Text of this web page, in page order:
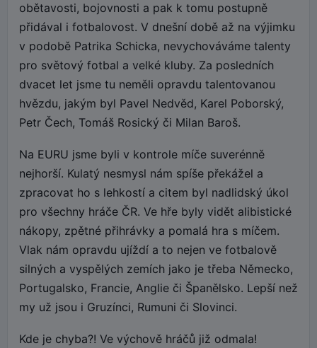
obětavosti, bojovnosti a pak k tomu postupně
přidával i fotbalovost. V dnešní době až na výjimku
v podobě Patrika Schicka, nevychováváme talenty
pro světový fotbal a velké kluby. Za posledních
dvacet let jsme tu neměli opravdu talentovanou
hvězdu, jakým byl Pavel Nedvěd, Karel Poborský,
Petr Čech, Tomáš Rosický či Milan Baroš.
Na EURU jsme byli v kontrole míče suverénně
nejhorší. Kulatý nesmysl nám spíše překážel a
zpracovat ho s lehkostí a citem byl nadlidský úkol
pro všechny hráče ČR. Ve hře byly vidět alibistické
nákopy, zpětné přihrávky a pomalá hra s míčem.
Vlak nám opravdu ujíždí a to nejen ve fotbalově
silných a vyspělých zemích jako je třeba Německo,
Portugalsko, Francie, Anglie či Španělsko. Lepší než
my už jsou i Gruzínci, Rumuni či Slovinci.
Kde je chyba?! Ve výchově hráčů již odmala!